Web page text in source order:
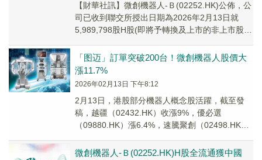
​【財華社訊】微創機器人-Ｂ(02252.HK)公佈，公
司已收到聯交所授出日期為2026年2月13日就
5,989,798股H股(即將予轉換及上市的非上市股份
「图迈」訂單突破200台！微創機器人股價大
漲11.7%
2026年02月13日 下午8:12
2月13日，港股部分機器人概念股活躍，截至發
稿，越疆（02432.HK）收漲9%，優必選
（09880.HK）漲6.4%，速騰聚創（02498.HK）
微創機器人-Ｂ(02252.HK)​H股全流通獲中國